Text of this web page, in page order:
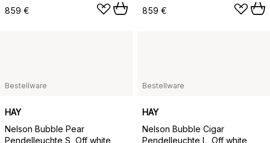
859 €
859 €
Bestellware
HAY
Nelson Bubble Pear
Pendelleuchte S, Off white
Bestellware
HAY
Nelson Bubble Cigar
Pendelleuchte L, Off white